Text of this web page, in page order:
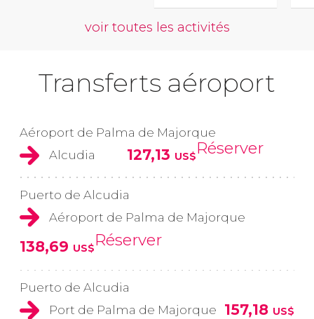
voir toutes les activités
Transferts aéroport
Aéroport de Palma de Majorque
Alcudia
127,13 US$Réserver
Puerto de Alcudia
Aéroport de Palma de Majorque
138,69 US$Réserver
Puerto de Alcudia
Port de Palma de Majorque
157,18 US$